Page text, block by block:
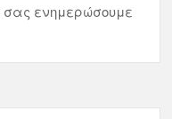
ενημερώσουμε